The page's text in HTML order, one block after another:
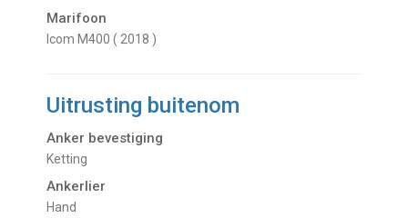
Marifoon
Icom M400 ( 2018 )
Uitrusting buitenom
Anker bevestiging
Ketting
Ankerlier
Hand